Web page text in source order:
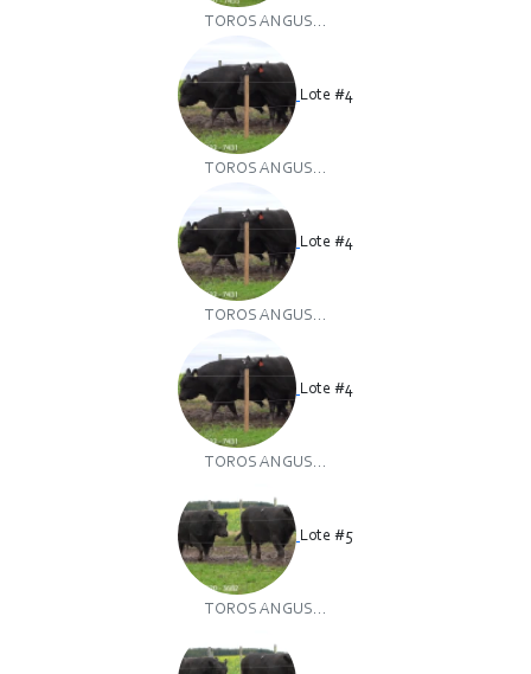
TOROS ANGUS...
Lote #4
TOROS ANGUS...
Lote #4
TOROS ANGUS...
Lote #4
TOROS ANGUS...
Lote #5
TOROS ANGUS...